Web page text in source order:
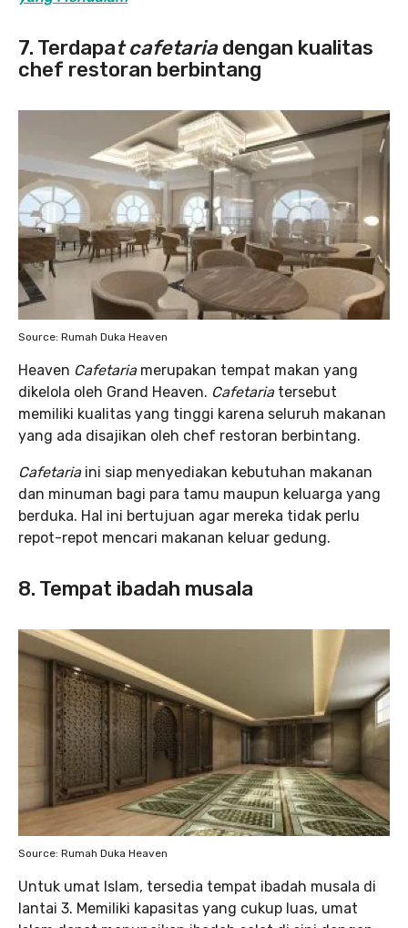
7. Terdapat cafetariadengan kualitas
chef restoran berbintang
Source: Rumah Duka Heaven
Heaven Cafetariamerupakan tempat makan yang
dikelola oleh Grand Heaven. Cafetariatersebut
memiliki kualitas yang tinggi karena seluruh makanan
yang ada disajikan oleh chef restoran berbintang.
Cafetaria ini siap menyediakan kebutuhan makanan
dan minuman bagi para tamu maupun keluarga yang
berduka. Hal ini bertujuan agar mereka tidak perlu
repot-repot mencari makanan keluar gedung.
8. Tempat ibadah musala
Source: Rumah Duka Heaven
Untuk umat Islam, tersedia tempat ibadah musala di
lantai 3. Memiliki kapasitas yang cukup luas, umat